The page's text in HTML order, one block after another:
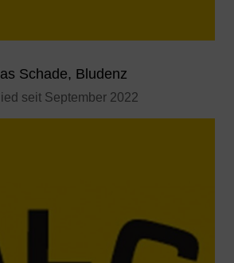
Schade, Bludenz
seit September 2022